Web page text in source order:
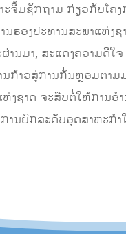
ຈີ້ມຊັກຖາມ ກ່ຽວກັບໂຄ
ອງປະທານສະພາແຫ່ງຊ
ານມາ, ສະແດງຄວາມ
ກ້າວສູ່ການກັ່ນຫຼອມຕາ
ຊາດ ຈະສືບຕໍ່ໃຫ້ການ
ນຍົກລະດັບອຸດສາຫະກ